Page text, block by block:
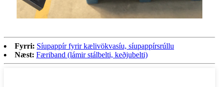
Fyrri: Síupappír fyrir kælivökvasíu, síupappírsrúllu
Næst: Færiband (lámir stálbelti, keðjubelti)